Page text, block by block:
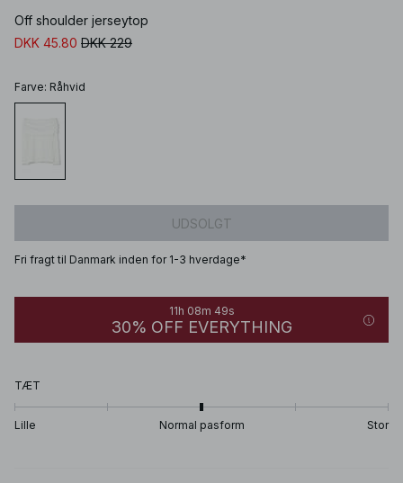
Off shoulder jerseytop
DKK 45.80 DKK 229
Farve: Råhvid
UDSOLGT
Fri fragt til Danmark inden for 1-3 hverdage*
11h 08m 49s
30% OFF EVERYTHING
TÆT
Lille Normal pasform Stor